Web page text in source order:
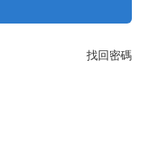
找回密碼